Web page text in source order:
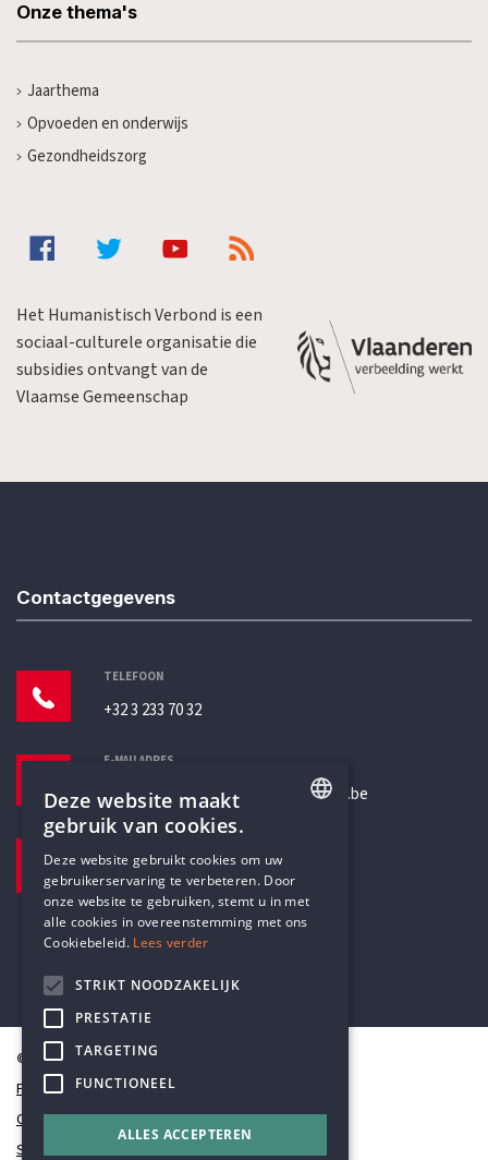
Onze thema's
Jaarthema
Opvoeden en onderwijs
Gezondheidszorg
Het Humanistisch Verbond is een
sociaal-culturele organisatie die
subsidies ontvangt van de
Vlaamse Gemeenschap
Contactgegevens
TELEFOON
+32 3 233 70 32
E-MAILADRES
secretariaat@humanistischverbond.be
Pottenbrug 4
Antwerpen, 2000
© Humanistisch Verbond 2026
Privacy
Cookiestatement
Sitemap
DUTCH
Deze website maakt
gebruik van cookies.
Deze website gebruikt cookies om uw
gebruikerservaring te verbeteren. Door
onze website te gebruiken, stemt u in met
alle cookies in overeenstemming met ons
Cookiebeleid. Lees verder
STRIKT NOODZAKELIJK
PRESTATIE
TARGETING
FUNCTIONEEL
ALLES ACCEPTEREN